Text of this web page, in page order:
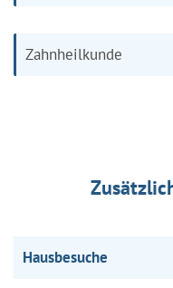
Zahnheilkunde
Hausbesuche